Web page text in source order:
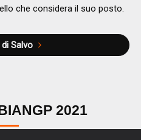
che considera il suo posto.
Salvo
2021